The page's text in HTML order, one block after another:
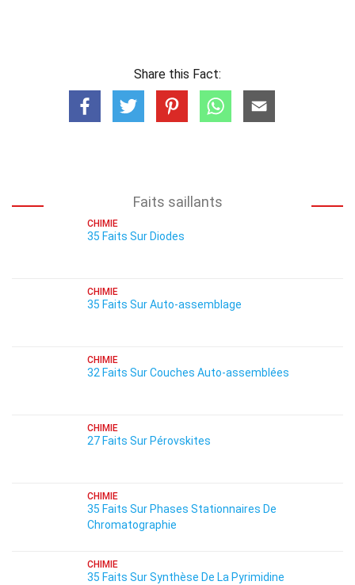
Share this Fact:
Faits saillants
CHIMIE
35 Faits Sur Diodes
CHIMIE
35 Faits Sur Auto-assemblage
CHIMIE
32 Faits Sur Couches Auto-assemblées
CHIMIE
27 Faits Sur Pérovskites
CHIMIE
35 Faits Sur Phases Stationnaires De
Chromatographie
CHIMIE
35 Faits Sur Synthèse De La Pyrimidine